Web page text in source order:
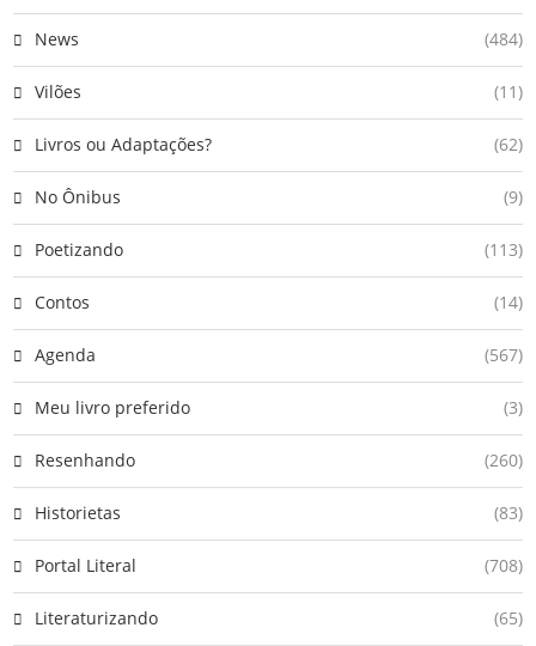
News (484)
Vilões (11)
Livros ou Adaptações? (62)
No Ônibus (9)
Poetizando (113)
Contos (14)
Agenda (567)
Meu livro preferido (3)
Resenhando (260)
Historietas (83)
Portal Literal (708)
Literaturizando (65)